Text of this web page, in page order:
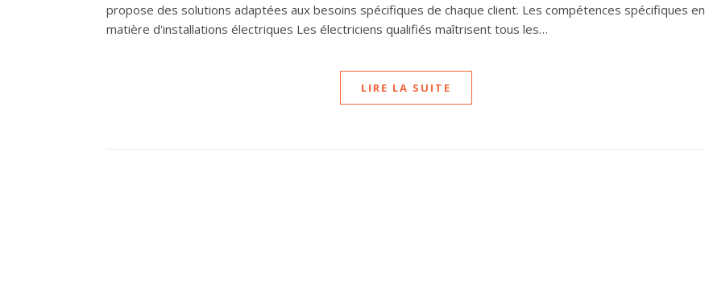
propose des solutions adaptées aux besoins spécifiques de chaque client. Les compétences spécifiques en
matière d'installations électriques Les électriciens qualifiés maîtrisent tous les…
LIRE LA SUITE